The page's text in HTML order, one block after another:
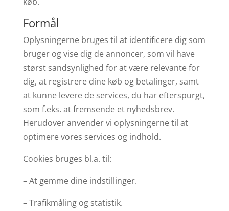
Formål
Oplysningerne bruges til at identificere dig som
bruger og vise dig de annoncer, som vil have
størst sandsynlighed for at være relevante for
dig, at registrere dine køb og betalinger, samt
at kunne levere de services, du har efterspurgt,
som f.eks. at fremsende et nyhedsbrev.
Herudover anvender vi oplysningerne til at
optimere vores services og indhold.
Cookies bruges bl.a. til:
– At gemme dine indstillinger.
– Trafikmåling og statistik.